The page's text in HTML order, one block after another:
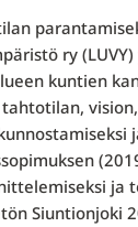
ry (LUVY)
kuntien
ja
Siuntionjoki